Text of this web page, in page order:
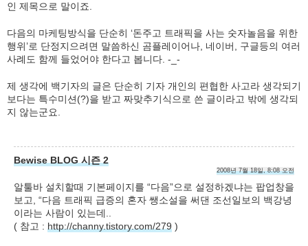
인 제목으로 말이죠.
다음의 마케팅방식을 단순히 ‘돈주고 트래픽을 사는 숫자놀음을 위한
행위’로 단정지으려면 말씀하신 곰플레이어나, 네이버, 구글등의 여러
사례도 함께 들었어야 한다고 봅니다. -_-
제 생각에 백기자의 글은 단순히 기자 개인의 편협한 사고라 생각되기
보다는 특수미션(?)을 받고 짜맞추기식으로 쓴 글이라고 밖에 생각되
지 않는군요.
Bewise BLOG 시즌 2
2008년 7월 18일, 8:08 오전
알툴바 설치할때 기본페이지를 “다음”으로 설정하겠냐는 팝업창을
보고, “다음 트래픽 급증의 혼자 쌩소설을 써댄 조선일보의 백강녕
이라는 사람이 있는데..
( 참고 : http://channy.tistory.com/279 )